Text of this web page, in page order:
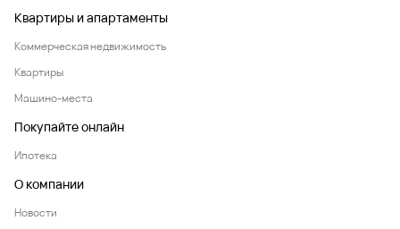
Квартиры и апартаменты
Коммерческая недвижимость
Квартиры
Машино-места
Покупайте онлайн
Ипотека
О компании
Новости